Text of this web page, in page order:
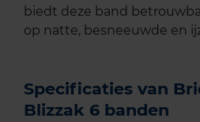
biedt deze band
op natte, besneeuwde en
Specificaties van
Blizzak 6 banden